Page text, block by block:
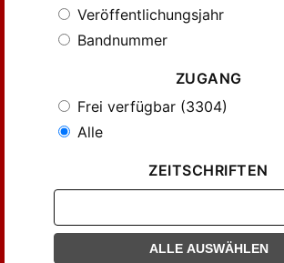
Veröffentlichungsjahr
Bandnummer
ZUGANG
Frei verfügbar (3304)
Alle
ZEITSCHRIFTEN
ALLE AUSWÄHLEN